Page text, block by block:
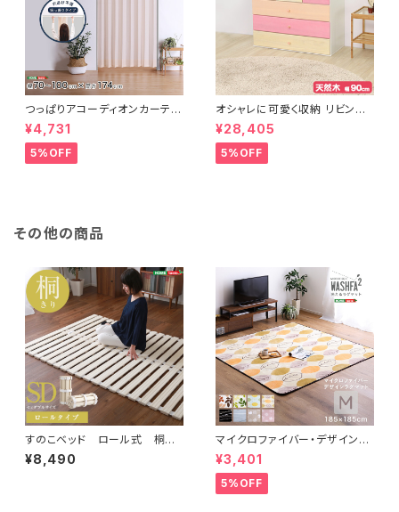
つっぱりアコーディオンカーテ
ン 100×174cm SH-16-TA
DC
¥4,731
5%OFF
オシャレに可愛く収納 リビング
用ローチェスト 4段 幅90cm
天然木（桐）日本製｜petora-
ペトラ- SH-08-PTR90
¥28,405
5%OFF
その他の商品
すのこベッド ロール式 桐仕
様(セミダブル)【Schlaf-シュラ
フ-】 桐 すのこ ロール式
¥8,490
マイクロファイバー・デザインラ
グマットMサイズ（185×185cm）
洗えるラグマット 【WASHFA2】
FRG-D2-M
¥3,401
5%OFF